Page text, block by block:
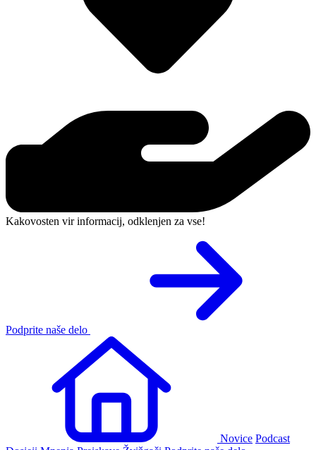
Kakovosten vir informacij, odklenjen za vse!
Podprite naše delo
Novice Podcast